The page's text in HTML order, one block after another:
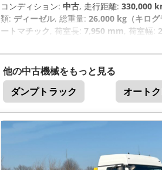
コンディション: 中古, 走行距離: 330,000
類: ディーゼル, 総重量: 26,000 kg（キログ
ートマチック, 荷室長: 7,950 mm, 荷室幅:
他の中古機械をもっと見る
ダンプトラック
オート